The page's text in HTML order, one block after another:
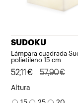
SUDOKU
Lámpara cuadrada
polietileno 15 cm
57,90€
El
precio
original
52,11 €
El
precio
actual
Altura